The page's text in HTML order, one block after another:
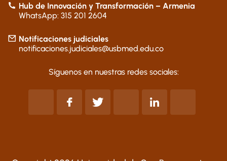
Hub de Innovación y Transformación – Armenia
WhatsApp: 315 201 2604
Notificaciones judiciales
notificaciones.judiciales@usbmed.edu.co
Síguenos en nuestras redes sociales: